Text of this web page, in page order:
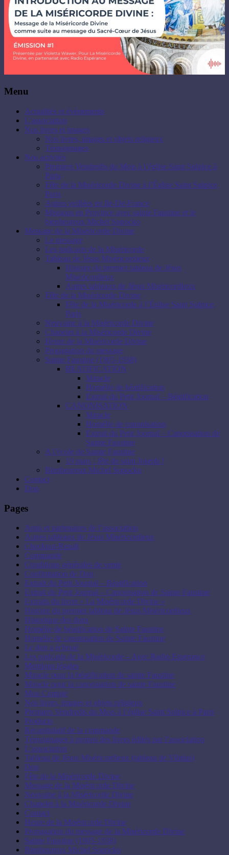
Menu
Actualités et évènements
L’association
Nos livres et images
Nos livres, images et objets religieux
Témoignages
Nos activités
Premiers Vendredis du Mois à l’église Saint Sulpice à
Paris
Fête de la Miséricorde Divine à l’Église Saint Sulpice,
Paris
Autres veillées en Ile-De-France
Missions en Province avec sainte Faustine et le
bienheureux Michel Sopocko
Message de la Miséricorde Divine
Le message
Les podcasts de la Miséricorde
Tableau de Jésus Miséricordieux
Histoire du premier tableau de Jésus
Miséricordieux
Autres tableaux de Jésus Miséricordieux
Fête de la Miséricorde Divine
Fête de la Miséricorde à l’Église Saint Sulpice,
Paris
Neuvaine à la Miséricorde Divine
Chapelet à la Miséricorde Divine
Heure de la Miséricorde Divine
Propagation du message
Sainte Faustine (1905-1938)
BEATIFICATION
Miracle
Homélie de béatification
Extrait du Petit Journal – Béatification
CANONISATION
Miracle
Homélie de canonisation
Extrait du Petit Journal – Canonisation de
Sainte Faustine
A l’école de Sainte Faustine
19 mars : fête de saint Joseph !
Bienheureux Michel Sopocko
Contact
Don
Pages
Amis et partenaires de l’association
Autres tableaux de Jésus Miséricordieux
Checkout-Result
Commande
Conditions générales de vente
Confirmation de Don
Extrait du Petit Journal – Béatification
Extrait du Petit Journal – Canonisation de Sainte Faustine
Extraits du livret « La Miséricorde Divine »
Histoire du premier tableau de Jésus Miséricordieux
Historique des dons
Homélie de béatification de Sainte Faustine
Homélie de canonisation de Sainte Faustine
Le don a échoué
Les podcasts de la Miséricorde – Avec Radio Esperance
Mentions légales
Miracle pour la béatification de sainte Faustine
Miracle pour la canonisation de sainte Faustine
Mon Compte
Nos livres, images et objets religieux
Premiers Vendredis du Mois à l’église Saint Sulpice à Paris
Products
Récapitulatif de la commande
Témoignages à propos des livres édités par l’association
L’association
Tableau de Jésus Miséricordieux (tableau de Vilnius)
Don
Fête de la Miséricorde Divine
Message de la Miséricorde Divine
Neuvaine à la Miséricorde Divine
Chapelet à la Miséricorde Divine
Contact
Heure de la Miséricorde Divine
Propagation du message de la Miséricorde Divine
Sainte Faustine (1905-1938)
Bienheureux Michel Sopocko